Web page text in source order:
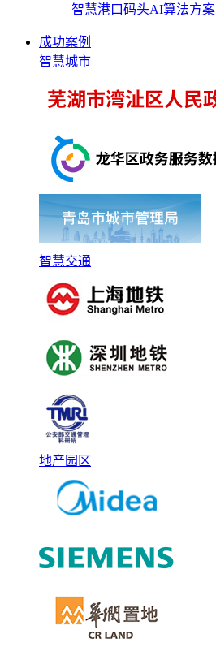
智慧港口码头AI算法方案
成功案例
智慧城市
智慧交通
地产园区